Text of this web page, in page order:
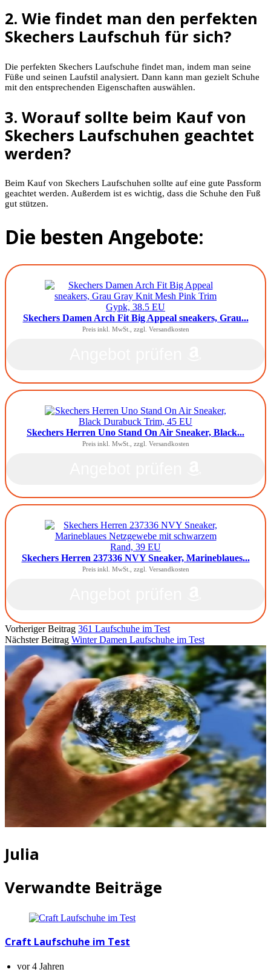
2. Wie findet man den perfekten
Skechers Laufschuh für sich?
Die perfekten Skechers Laufschuhe findet man, indem man seine
Füße und seinen Laufstil analysiert. Dann kann man gezielt Schuhe
mit den entsprechenden Eigenschaften auswählen.
3. Worauf sollte beim Kauf von
Skechers Laufschuhen geachtet
werden?
Beim Kauf von Skechers Laufschuhen sollte auf eine gute Passform
geachtet werden. Außerdem ist es wichtig, dass die Schuhe den Fuß
gut stützen.
Die besten Angebote:
Skechers Damen Arch Fit Big Appeal sneakers, Grau...
Preis inkl. MwSt., zzgl. Versandkosten
Skechers Herren Uno Stand On Air Sneaker, Black...
Preis inkl. MwSt., zzgl. Versandkosten
Skechers Herren 237336 NVY Sneaker, Marineblaues...
Preis inkl. MwSt., zzgl. Versandkosten
Vorheriger Beitrag 361 Laufschuhe im Test
Nächster Beitrag Winter Damen Laufschuhe im Test
Julia
Verwandte Beiträge
Craft Laufschuhe im Test
vor 4 Jahren